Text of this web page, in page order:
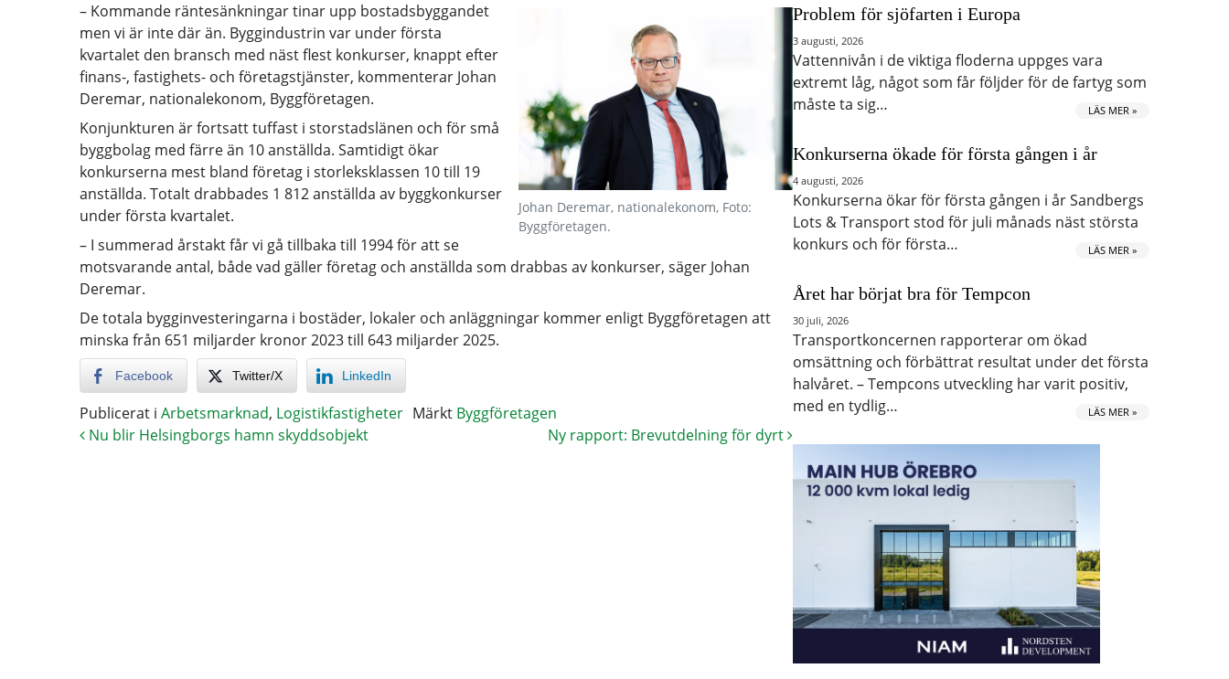
Johan Deremar, nationalekonom, Foto:
Byggföretagen.
– Kommande räntesänkningar tinar upp bostadsbyggandet
men vi är inte där än. Byggindustrin var under första
kvartalet den bransch med näst flest konkurser, knappt efter
finans-, fastighets- och företagstjänster, kommenterar Johan
Deremar, nationalekonom, Byggföretagen.
Konjunkturen är fortsatt tuffast i storstadslänen och för små
byggbolag med färre än 10 anställda. Samtidigt ökar
konkurserna mest bland företag i storleksklassen 10 till 19
anställda. Totalt drabbades 1 812 anställda av byggkonkurser
under första kvartalet.
– I summerad årstakt får vi gå tillbaka till 1994 för att se
motsvarande antal, både vad gäller företag och anställda som drabbas av konkurser, säger Johan
Deremar.
De totala bygginvesteringarna i bostäder, lokaler och anläggningar kommer enligt Byggföretagen att
minska från 651 miljarder kronor 2023 till 643 miljarder 2025.
Facebook Twitter/X LinkedIn
Publicerat i Arbetsmarknad, Logistikfastigheter Märkt Byggföretagen
Nu blir Helsingborgs hamn skyddsobjekt
Ny rapport: Brevutdelning för dyrt
Problem för sjöfarten i Europa
3 augusti, 2026
Vattennivån i de viktiga floderna uppges vara
extremt låg, något som får följder för de fartyg som
måste ta sig…
LÄS MER »
Konkurserna ökade för första gången i år
4 augusti, 2026
Konkurserna ökar för första gången i år Sandbergs
Lots & Transport stod för juli månads näst största
konkurs och för första…
LÄS MER »
Året har börjat bra för Tempcon
30 juli, 2026
Transportkoncernen rapporterar om ökad
omsättning och förbättrat resultat under det första
halvåret. – Tempcons utveckling har varit positiv,
med en tydlig…
LÄS MER »